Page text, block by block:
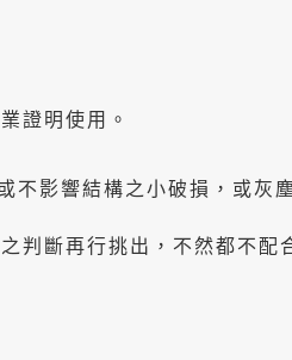
證明使用。
不影響結構之小破損，或
判斷再行挑出，不然都不配